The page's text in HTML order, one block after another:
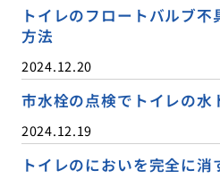
トイレのフロートバルブ
方法
2024.12.20
市水栓の点検でトイレの水
2024.12.19
トイレのにおいを完全に消